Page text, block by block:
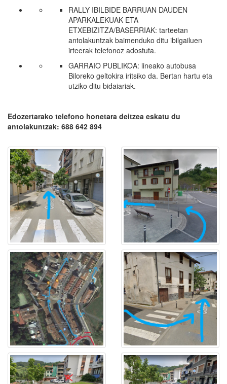
RALLY IBILBIDE BARRUAN DAUDEN
APARKALEKUAK ETA
ETXEBIZITZA/BASERRIAK: tarteetan
antolakuntzak baimenduko ditu ibilgailuen
irteerak telefonoz adostuta.
GARRAIO PUBLIKOA: lineako autobusa
Biloreko geltokira iritsiko da. Bertan hartu eta
utziko ditu bidaiariak.
Edozertarako telefono honetara deitzea eskatu du
antolakuntzak: 688 642 894